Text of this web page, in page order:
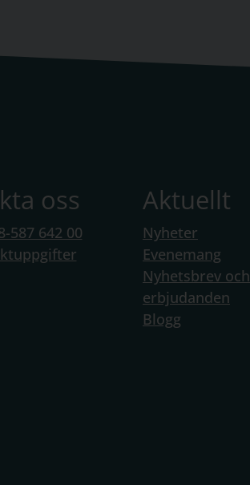
oss
587 642 00
Aktuellt
Nyheter
Evenemang
Nyhetsbrev och
erbjudanden
Blogg